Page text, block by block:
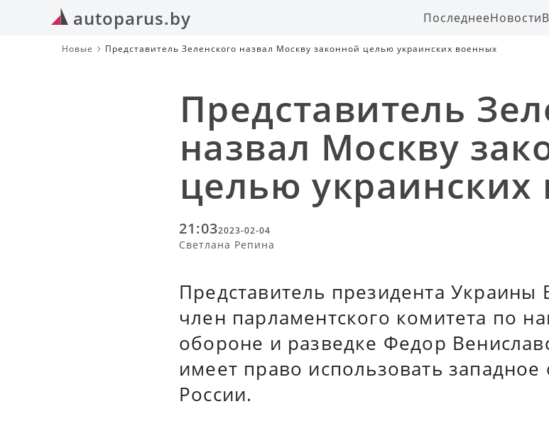
autoparus.by ПоследнееНовости
Новые Представитель Зеленского назвал Москву законной целью украинских военных
Представитель
назвал Москву
целью украинских
21:032023-02-04
Светлана Репина
Представитель президента Украины
член парламентского комитета по
обороне и разведке Федор
имеет право использовать
России.